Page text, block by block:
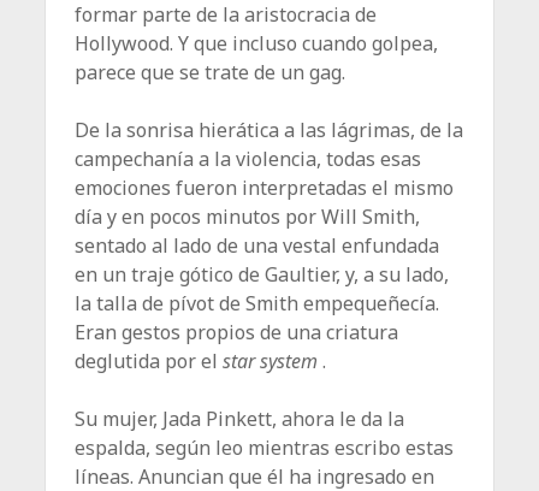
formar parte de la aristocracia de
Hollywood. Y que incluso cuando golpea,
parece que se trate de un gag.
De la sonrisa hierática a las lágrimas, de la
campechanía a la violencia, todas esas
emociones fueron interpretadas el mismo
día y en pocos minutos por Will Smith,
sentado al lado de una vestal enfundada
en un traje gótico de Gaultier, y, a su lado,
la talla de pívot de Smith empequeñecía.
Eran gestos propios de una criatura
deglutida por el star system.
Su mujer, Jada Pinkett, ahora le da la
espalda, según leo mientras escribo estas
líneas. Anuncian que él ha ingresado en